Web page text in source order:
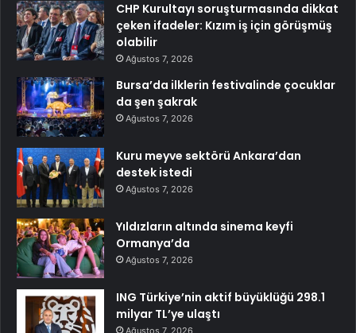
CHP Kurultayı soruşturmasında dikkat
çeken ifadeler: Kızım iş için görüşmüş
olabilir
Ağustos 7, 2026
Bursa’da ilklerin festivalinde çocuklar
da şen şakrak
Ağustos 7, 2026
Kuru meyve sektörü Ankara’dan
destek istedi
Ağustos 7, 2026
Yıldızların altında sinema keyfi
Ormanya’da
Ağustos 7, 2026
ING Türkiye’nin aktif büyüklüğü 298.1
milyar TL’ye ulaştı
Ağustos 7, 2026